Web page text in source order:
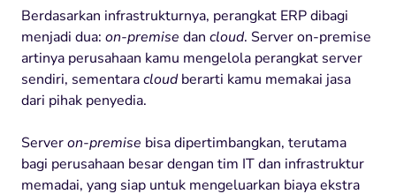
Berdasarkan infrastrukturnya, perangkat ERP dibagi
menjadi dua: on-premise dan cloud. Server on-premise
artinya perusahaan kamu mengelola perangkat server
sendiri, sementaracloudberarti kamu memakai jasa
dari pihak penyedia.
Serveron-premise bisa dipertimbangkan, terutama
bagi perusahaan besar dengan tim IT dan infrastruktur
memadai, yang siap untuk mengeluarkan biaya ekstra